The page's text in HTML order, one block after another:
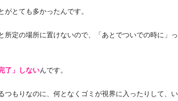
とても多かったんです。
所定の場所に置けないので、「あとでついでの時に」
了」しないんです。
つもりなのに、何となくゴミが視界に入ったりして、